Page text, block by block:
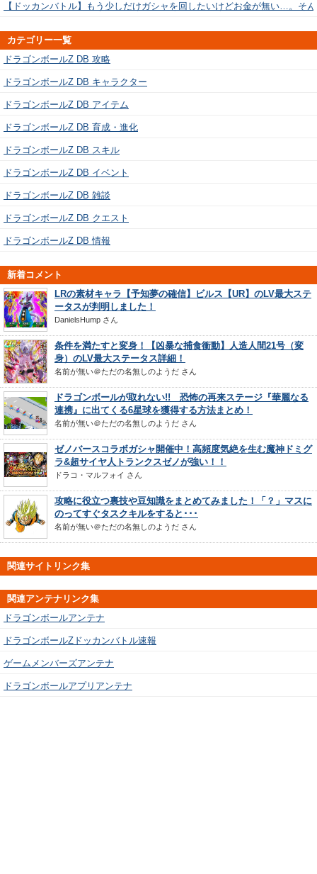
【ドッカンバトル】もう少しだけガシャを回したいけどお金が無い…。そ
カテゴリー一覧
ドラゴンボールZ DB 攻略
ドラゴンボールZ DB キャラクター
ドラゴンボールZ DB アイテム
ドラゴンボールZ DB 育成・進化
ドラゴンボールZ DB スキル
ドラゴンボールZ DB イベント
ドラゴンボールZ DB 雑談
ドラゴンボールZ DB クエスト
ドラゴンボールZ DB 情報
新着コメント
LRの素材キャラ【予知夢の確信】ビルス【UR】のLV最大ステ
ータスが判明しました！
DanielsHump さん
条件を満たすと変身！【凶暴な捕食衝動】人造人間21号（変
身）のLV最大ステータス詳細！
名前が無い＠ただの名無しのようだ さん
ドラゴンボールが取れない!! 恐怖の再来ステージ『華麗なる
連携』に出てくる6星球を獲得する方法まとめ！
名前が無い＠ただの名無しのようだ さん
ゼノバースコラボガシャ開催中！高頻度気絶を生む魔神ドミグ
ラ&超サイヤ人トランクスゼノが強い！！
ドラコ・マルフォイ さん
攻略に役立つ裏技や豆知識をまとめてみました！「？」マスに
のってすぐタスクキルをすると･･･
名前が無い＠ただの名無しのようだ さん
関連サイトリンク集
関連アンテナリンク集
ドラゴンボールアンテナ
ドラゴンボールZドッカンバトル速報
ゲームメンバーズアンテナ
ドラゴンボールアプリアンテナ